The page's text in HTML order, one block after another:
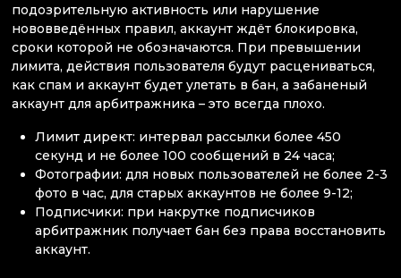
подозрительную активность или нарушение
нововведённых правил, аккаунт ждёт блокировка,
сроки которой не обозначаются. При превышении
лимита, действия пользователя будут расцениваться,
как спам и аккаунт будет улетать в бан, а забаненый
аккаунт для арбитражника – это всегда плохо.
Лимит директ: интервал рассылки более 450
секунд и не более 100 сообщений в 24 часа;
Фотографии: для новых пользователей не более 2-3
фото в час, для старых аккаунтов не более 9-12;
Подписчики: при накрутке подписчиков
арбитражник получает бан без права восстановить
аккаунт.